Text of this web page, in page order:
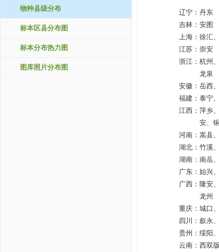
物种县级分布
标本区县分布图
标本分布热力图
图库照片分布图
辽宁： 丹东
吉林： 安图
上海： 徐汇
江苏： 崇安
浙江： 杭州
龙泉
安徽： 岳西
福建： 泰宁
江西： 萍乡
安、
河南： 嵩县
湖北： 竹溪
湖南： 南岳
广东： 始兴
广西： 隆安
龙州
重庆： 城口
四川： 叙永
贵州： 绥阳
云南： 西双